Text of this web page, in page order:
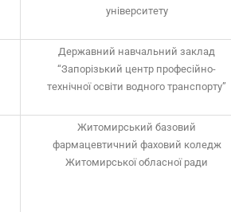
університету
Державний навчальний заклад
“Запорізький центр професійно-
технічної освіти водного транспорту”
Житомирський базовий
фармацевтичний фаховий коледж
Житомирської обласної ради